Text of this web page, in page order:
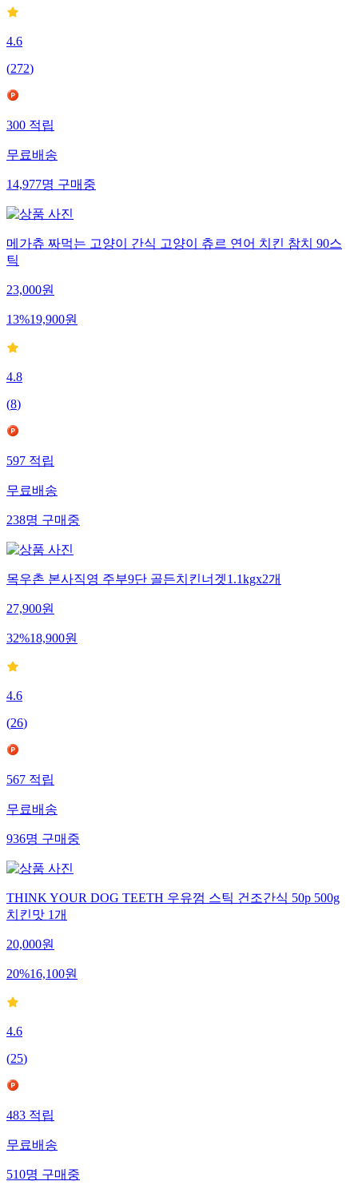
4.6
(272)
300적립
무료배송
14,977명구매중
메가츄 짜먹는 고양이 간식 고양이 츄르 연어 치킨 참치 90스
틱
23,000원
13%19,900원
4.8
(8)
597적립
무료배송
238명구매중
목우촌 본사직영 주부9단 골든치킨너겟1.1kgx2개
27,900원
32%18,900원
4.6
(26)
567적립
무료배송
936명구매중
THINK YOUR DOG TEETH 우유껌 스틱 건조간식 50p 500g
치킨맛 1개
20,000원
20%16,100원
4.6
(25)
483적립
무료배송
510명구매중